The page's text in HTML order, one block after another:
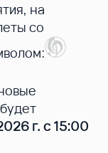
на
со
г. с 15:00